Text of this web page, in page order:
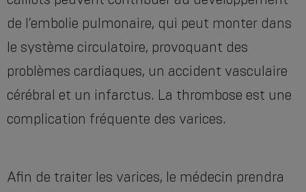
de l’embolie pulmonaire, qui peut monter dans
le système circulatoire, provoquant des
problèmes cardiaques, un accident vasculaire
cérébral et un infarctus. La thrombose est une
complication fréquente des varices.
Afin de traiter les varices, le médecin prendra